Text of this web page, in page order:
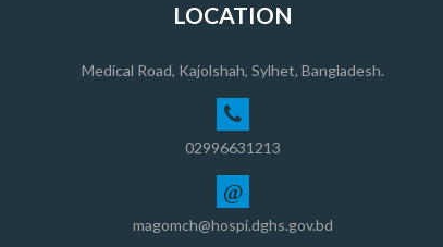
LOCATION
Medical Road, Kajolshah, Sylhet, Bangladesh.
02996631213
@
magomch@hospi.dghs.gov.bd